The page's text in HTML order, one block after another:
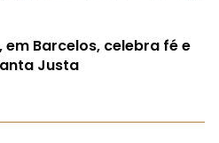
em Barcelos, celebra fé e
Justa